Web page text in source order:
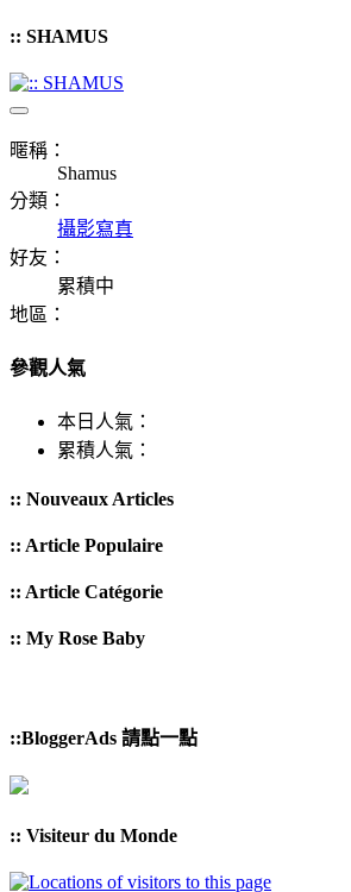
:: SHAMUS
暱稱：
Shamus
分類：
攝影寫真
好友：
累積中
地區：
參觀人氣
本日人氣：
累積人氣：
:: Nouveaux Articles
:: Article Populaire
:: Article Catégorie
:: My Rose Baby
::BloggerAds 請點一點
:: Visiteur du Monde